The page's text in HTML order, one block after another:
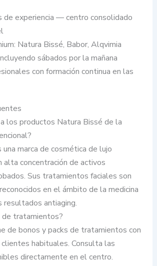
de experiencia — centro consolidado
Natura Bissé, Babor, Alqvimia
sábados por la mañana
con formación continua en las
los productos Natura Bissé de la
marca de cosmética de lujo
alta concentración de activos
Sus tratamientos faciales son
en el ámbito de la medicina
resultados antiaging.
de tratamientos?
de bonos y packs de tratamientos con
habituales. Consulta las
directamente en el centro.